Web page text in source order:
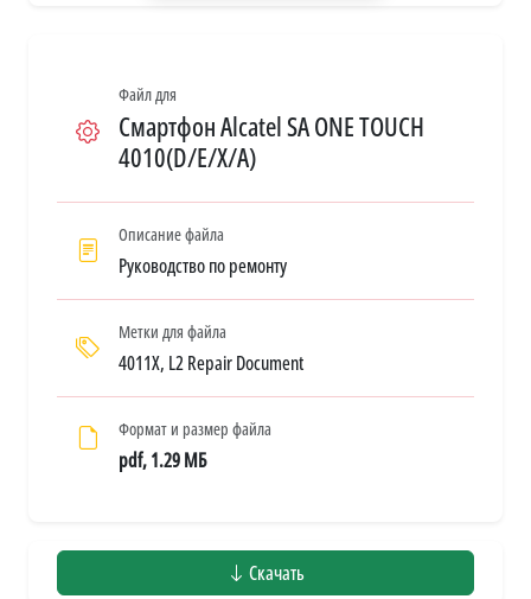
Файл для
Смартфон Alcatel SA ONE TOUCH
4010(D/E/X/A)
Описание файла
Руководство по ремонту
Метки для файла
4011X, L2 Repair Document
Формат и размер файла
pdf, 1.29 МБ
Скачать